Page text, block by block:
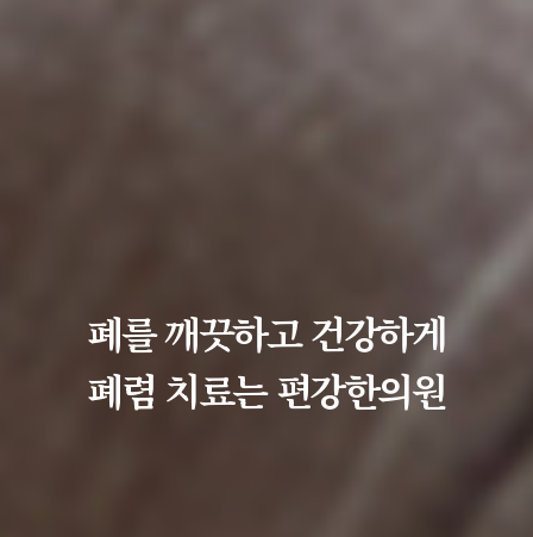
폐를 깨끗하고 건강하게
폐렴 치료는 편강한의원